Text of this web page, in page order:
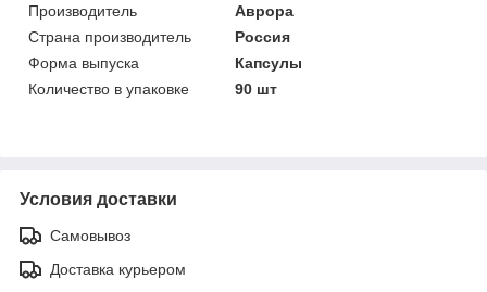
Производитель
Аврора
Страна производитель
Россия
Форма выпуска
Капсулы
Количество в упаковке
90 шт
Условия доставки
Самовывоз
Доставка курьером